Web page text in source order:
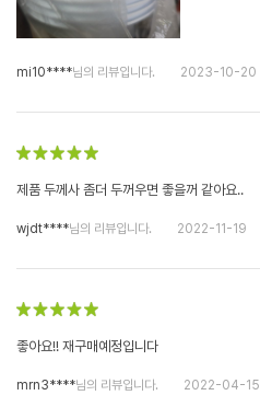
mi10****님의 리뷰입니다. 2023-10-20
제품 두께사 좀더 두꺼우면 좋을꺼 같아요..
wjdt****님의 리뷰입니다. 2022-11-19
좋아요!! 재구매예정입니다
mrn3****님의 리뷰입니다. 2022-04-15